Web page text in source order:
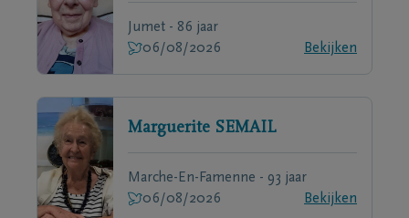
Jumet - 86 jaar
06/08/2026
Bekijken
Marguerite SEMAIL
Marche-En-Famenne - 93 jaar
06/08/2026
Bekijken